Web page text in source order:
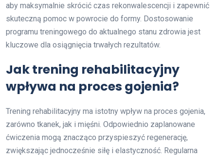
aby maksymalnie skrócić czas rekonwalescencji i zapewnić
skuteczną pomoc w powrocie do formy. Dostosowanie
programu treningowego do aktualnego stanu zdrowia jest
kluczowe dla osiągnięcia trwałych rezultatów.
Jak trening rehabilitacyjny
wpływa na proces gojenia?
Trening rehabilitacyjny ma istotny wpływ na proces gojenia,
zarówno tkanek, jak i mięśni. Odpowiednio zaplanowane
ćwiczenia mogą znacząco przyspieszyć regenerację,
zwiększając jednocześnie siłę i elastyczność. Regularna